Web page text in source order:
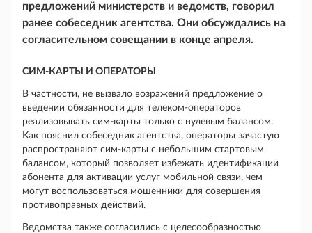
предложений министерств и ведомств, говорил
ранее собеседник агентства. Они обсуждались на
согласительном совещании в конце апреля.
СИМ-КАРТЫ И ОПЕРАТОРЫ
В частности, не вызвало возражений предложение о
введении обязанности для телеком-операторов
реализовывать сим-карты только с нулевым балансом.
Как пояснил собеседник агентства, операторы зачастую
распространяют сим-карты с небольшим стартовым
балансом, который позволяет избежать идентификации
абонента для активации услуг мобильной связи, чем
могут воспользоваться мошенники для совершения
противоправных действий.
Ведомства также согласились с целесообразностью